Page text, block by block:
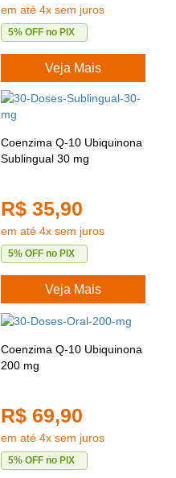
em até 4x sem juros
5% OFF no PIX
Veja Mais
Coenzima Q-10 Ubiquinona
Sublingual 30 mg
R$ 35,90
em até 4x sem juros
5% OFF no PIX
Veja Mais
Coenzima Q-10 Ubiquinona
200 mg
R$ 69,90
em até 4x sem juros
5% OFF no PIX